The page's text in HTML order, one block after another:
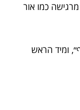
כמו אור
ומיד הראש